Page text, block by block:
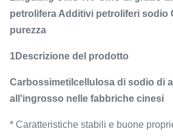
petrolifera Additivi petroliferi sodio
purezza
1Descrizione del prodotto
Carbossimetilcellulosa di sodio di
all'ingrosso nelle fabbriche cinesi
* Caratteristiche stabili e buone